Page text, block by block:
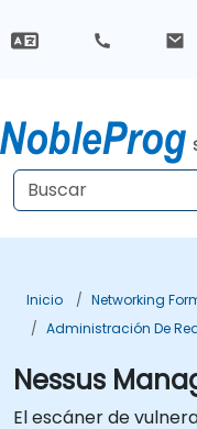
Inicio
Networking
Administración De
Nessus
El escáner de